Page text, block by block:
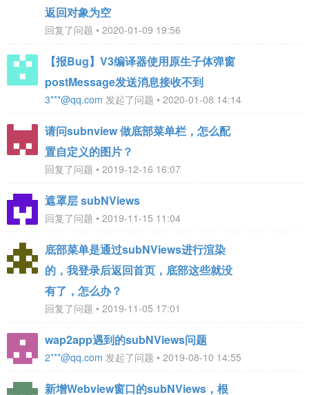
返回对象为空
回复了问题 • 2020-01-09 19:56
【报Bug】V3编译器使用原生子体弹窗
postMessage发送消息接收不到
3***@qq.com 发起了问题 • 2020-01-08 14:14
请问subnview 做底部菜单栏，怎么配
置自定义的图片？
回复了问题 • 2019-12-16 16:07
遮罩层 subNViews
回复了问题 • 2019-11-15 11:04
底部菜单是通过subNViews进行渲染
的，我登录后返回首页，底部这些就没
有了，怎么办？
回复了问题 • 2019-11-05 17:01
wap2app遇到的subNViews问题
2***@qq.com 发起了问题 • 2019-08-10 14:55
新增Webview窗口的subNViews，根